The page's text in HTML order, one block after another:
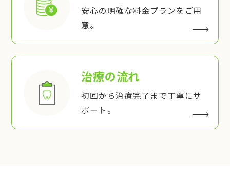
安心の明確な料金プランをご用
意。
治療の流れ
初回から治療完了まで丁寧にサ
ポート。